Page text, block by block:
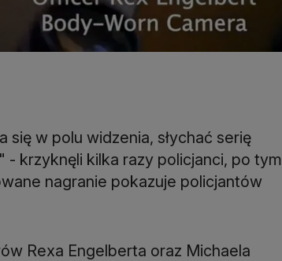
się w polu widzenia, słychać serię
- krzyknęli kilka razy policjanci, po tym
nagranie pokazuje policjantów
Rexa Engelberta oraz Michaela